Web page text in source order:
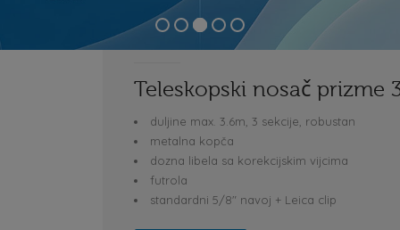
Teleskopski nosač prizme
duljine max. 3.6m, 3 sekcije, robustan
metalna kopča
dozna libela sa korekcijskim vijcima
futrola
standardni 5/8″ navoj + Leica clip